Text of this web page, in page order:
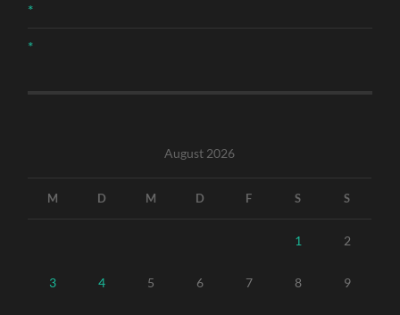
*
*
August 2026
M D M D F S S
1 2
3 4 5 6 7 8 9